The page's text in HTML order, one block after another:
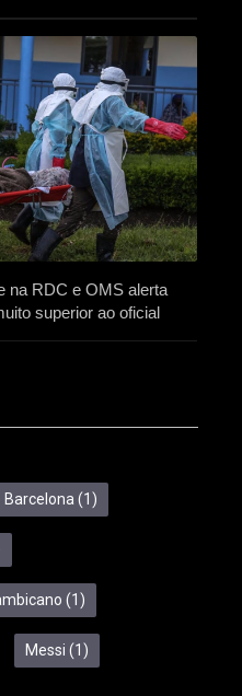
na RDC e OMS alerta
superior ao oficial
Barcelona (1)
(1)
Messi (1)